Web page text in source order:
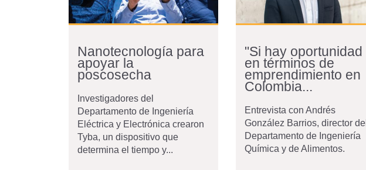
Nanotecnología para
apoyar la
poscosecha
Investigadores del
Departamento de Ingeniería
Eléctrica y Electrónica crearon
Tyba, un dispositivo que
determina el tiempo y...
"Si hay oportunidad
en términos de
emprendimiento en
Colombia...
Entrevista con Andrés
González Barrios, director del
Departamento de Ingeniería
Química y de Alimentos.